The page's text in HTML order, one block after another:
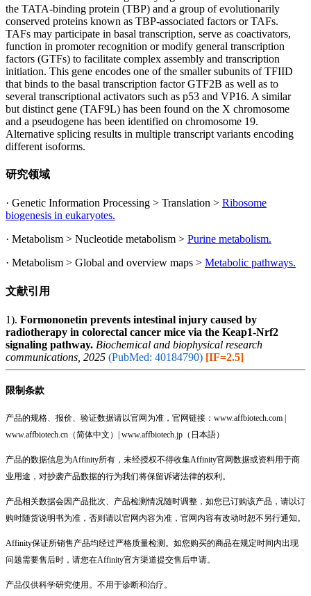
the TATA-binding protein (TBP) and a group of evolutionarily
conserved proteins known as TBP-associated factors or TAFs.
TAFs may participate in basal transcription, serve as coactivators,
function in promoter recognition or modify general transcription
factors (GTFs) to facilitate complex assembly and transcription
initiation. This gene encodes one of the smaller subunits of TFIID
that binds to the basal transcription factor GTF2B as well as to
several transcriptional activators such as p53 and VP16. A similar
but distinct gene (TAF9L) has been found on the X chromosome
and a pseudogene has been identified on chromosome 19.
Alternative splicing results in multiple transcript variants encoding
different isoforms.
研究领域
· Genetic Information Processing > Translation > Ribosome
biogenesis in eukaryotes.
· Metabolism > Nucleotide metabolism > Purine metabolism.
· Metabolism > Global and overview maps > Metabolic pathways.
文献引用
1). Formononetin prevents intestinal injury caused by
radiotherapy in colorectal cancer mice via the Keap1-Nrf2
signaling pathway. Biochemical and biophysical research
communications, 2025 (PubMed: 40184790) [IF=2.5]
限制条款
产品的规格、报价、验证数据请以官网为准，官网链接：www.affbiotech.com |
www.affbiotech.cn（简体中文）| www.affbiotech.jp（日本語）
产品的数据信息为Affinity所有，未经授权不得收集Affinity官网数据或资料用于商
业用途，对抄袭产品数据的行为我们将保留诉诸法律的权利。
产品相关数据会因产品批次、产品检测情况随时调整，如您已订购该产品，请以订
购时随货说明书为准，否则请以官网内容为准，官网内容有改动时恕不另行通知。
Affinity保证所销售产品均经过严格质量检测。如您购买的商品在规定时间内出现
问题需要售后时，请您在Affinity官方渠道提交售后申请。
产品仅供科学研究使用。不用于诊断和治疗。